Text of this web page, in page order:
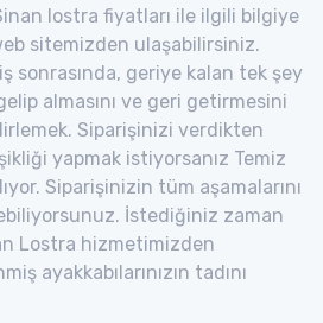
lostra fiyatları ile ilgili bilgiye
sitemizden ulaşabilirsiniz.
sonrasında, geriye kalan tek şey
almasını ve geri getirmesini
Siparişinizi verdikten
yapmak istiyorsanız Temiz
Siparişinizin tüm aşamalarını
İstediğiniz zaman
Lostra hizmetimizden
ayakkabılarınızın tadını